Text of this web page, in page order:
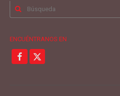
Buscar
ENCUÉNTRANOS EN